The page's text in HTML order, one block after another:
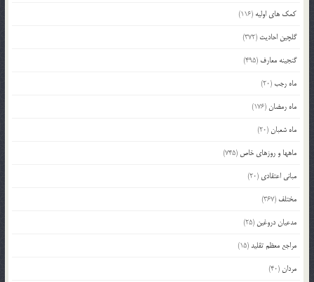
کمک های اولیه (116)
گلچین احادیث (372)
گنجینه معارف (495)
ماه رجب(20)
ماه رمضان(176)
ماه شعبان(20)
ماهها و روزهای خاص (745)
مبانی اعتقادی (20)
مختلف (367)
مدعیان دروغین (25)
مراجع معظم تقلید(15)
مردان(40)